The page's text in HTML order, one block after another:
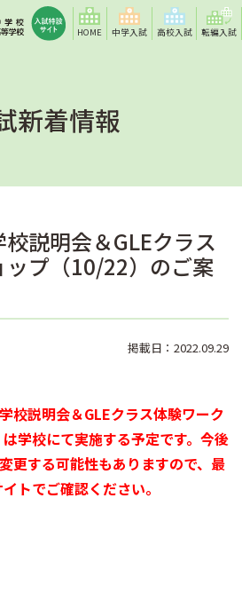
HOME 中学入試 高校入試 転編入試
新着情報
校説明会＆GLEクラス
ップ（10/22）のご案
掲載日：2022.09.29
校説明会＆GLEクラス体験ワーク
学校にて実施する予定です。今後
更する可能性もありますので、最
トでご確認ください。